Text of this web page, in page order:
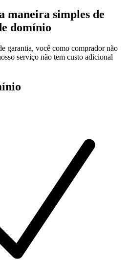
maneira simples de
domínio
garantia, você como comprador não
serviço não tem custo adicional